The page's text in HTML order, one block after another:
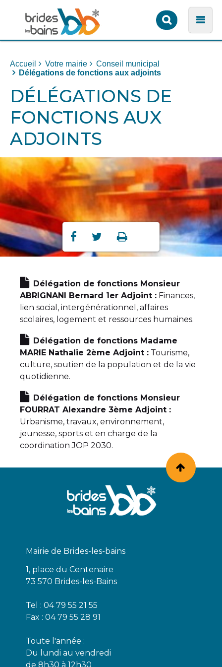
Formulaire
de
Accueil Votre mairie
Conseil municipal
Délégations de fonctions aux adjoints
DÉLÉGATIONS DE
FONCTIONS AUX
ADJOINTS

Partager
sur

Partager
sur
Imprimer
Délégation de fonctions Monsieur
ABRIGNANI Bernard 1er Adjoint : Finances,
lien social, intergénérationnel, affaires
scolaires, logement et ressources humaines.
Délégation de fonctions Madame
MARIE Nathalie 2ème Adjoint : Tourisme,
culture, soutien de la population et de la vie
quotidienne.
Délégation de fonctions Monsieur
FOURRAT Alexandre 3ème Adjoint :
Urbanisme, travaux, environnement,
jeunesse, sports et en charge de la
coordination JOP 2030.
Mairie de Brides-les-bains
1, place du Centenaire
73 570 Brides-les-Bains
Tel : 04 79 55 21 55
Fax : 04 79 55 28 91
Toute l'année :
Du lundi au vendredi
de 8h30 à 12h30